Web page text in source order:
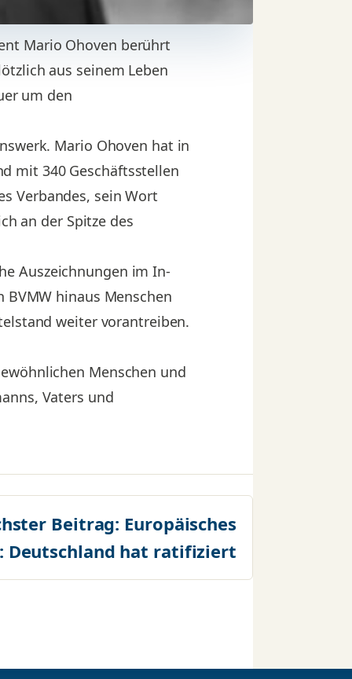
Mario Ohoven berührt
aus seinem Leben
um den
Mario Ohoven hat in
mit 340 Geschäftsstellen
Verbandes, sein Wort
an der Spitze des
Auszeichnungen im In-
hinaus Menschen
weiter vorantreiben.
Menschen und
Vaters und
Beitrag: Europäisches
Deutschland hat ratifiziert